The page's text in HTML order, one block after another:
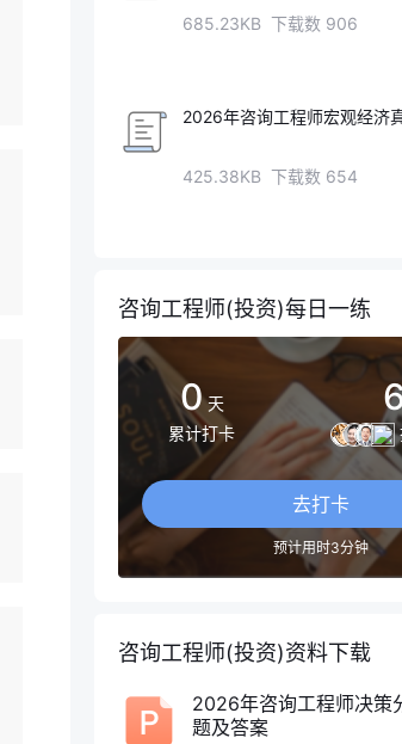
685.23KB 下载数 906
2026年咨询工程师宏观经济
425.38KB 下载数 654
咨询工程师(投资)每日一练
0 天
累计打卡
去打卡
预计用时3分钟
咨询工程师(投资)资料下载
2026年咨询工程师决策
题及答案